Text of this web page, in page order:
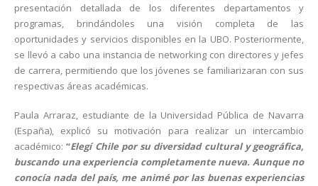
presentación detallada de los diferentes departamentos y
programas, brindándoles una visión completa de las
oportunidades y servicios disponibles en la UBO. Posteriormente,
se llevó a cabo una instancia de networking con directores y jefes
de carrera, permitiendo que los jóvenes se familiarizaran con sus
respectivas áreas académicas.
Paula Arraraz, estudiante de la Universidad Pública de Navarra
(España), explicó su motivación para realizar un intercambio
académico:“Elegí Chile por su diversidad cultural y geográfica,
buscando una experiencia completamente nueva. Aunque no
conocía nada del país, me animé por las buenas experiencias